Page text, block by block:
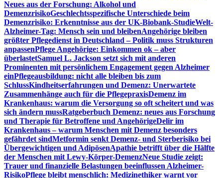
Neues aus der Forschung: Alkohol und
DemenzrisikoGeschlechtsspezifische Unterschiede beim
Demenzrisiko: Erkenntnisse aus der UK-Biobank-StudieWelt-
Alzheimer-Tag: Mensch sein und bleibenAngehörige bleiben
größter Pflegedienst in Deutschland – Politik muss Strukturen
anpassenPflege Angehörige: Einkommen ok – aber
überlastetSamuel L. Jackson setzt sich mit anderen
Prominenten mit persönlichem Engagement gegen Alzheimer
einPflegeausbildung: nicht alle bleiben bis zum
SchlussKindheitserfahrungen und Demenz: Unerwartete
Zusammenhänge auch für die PflegepraxisDemenz im
Krankenhaus: warum die Versorgung so oft scheitert und was
sich ändern mussRatgeberbuch Demenz: neues aus Forschung
und Therapie für Betroffene und AngehörigeDelir im
Krankenhaus – warum Menschen mit Demenz besonders
gefährdet sindMetformin senkt Demenz- und Sterberisiko bei
Übergewichtigen und AdipösenApathie betrifft über die Hälfte
der Menschen mit Lewy-Körper-DemenzNeue Studie zeigt:
Trauer und finanzielle Belastungen beeinflussen Alzheimer-
RisikoPflege bleibt menschlich: Medizinethiker warnt vor